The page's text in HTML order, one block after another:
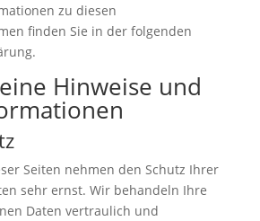
zu diesen
finden Sie in der folgenden
Hinweise und
Seiten nehmen den Schutz Ihrer
sehr ernst. Wir behandeln Ihre
Daten vertraulich und